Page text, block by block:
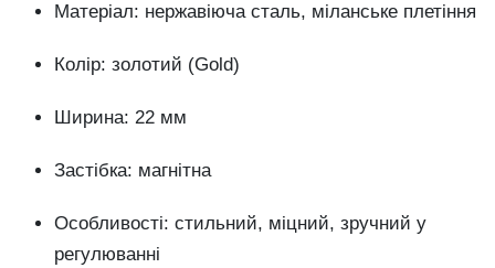
Матеріал: нержавіюча сталь, міланське плетіння
Колір: золотий (Gold)
Ширина: 22 мм
Застібка: магнітна
Особливості: стильний, міцний, зручний у
регулюванні